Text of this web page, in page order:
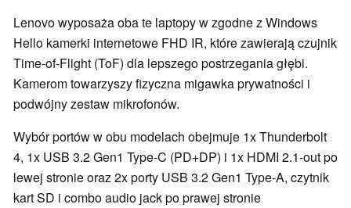
Lenovo wyposaża oba te laptopy w zgodne z Windows
Hello kamerki internetowe FHD IR, które zawierają czujnik
Time-of-Flight (ToF) dla lepszego postrzegania głębi.
Kamerom towarzyszy fizyczna migawka prywatności i
podwójny zestaw mikrofonów.
Wybór portów w obu modelach obejmuje 1x Thunderbolt
4, 1x USB 3.2 Gen1 Type-C (PD+DP) i 1x HDMI 2.1-out po
lewej stronie oraz 2x porty USB 3.2 Gen1 Type-A, czytnik
kart SD i combo audio jack po prawej stronie